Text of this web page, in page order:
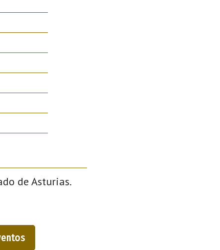
de Asturias.